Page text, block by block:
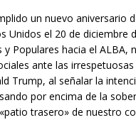
un nuevo aniversario
Unidos el 20 de diciembre
y Populares hacia el
ante las
Trump, al señalar la
por encima de la
trasero» de nuestro